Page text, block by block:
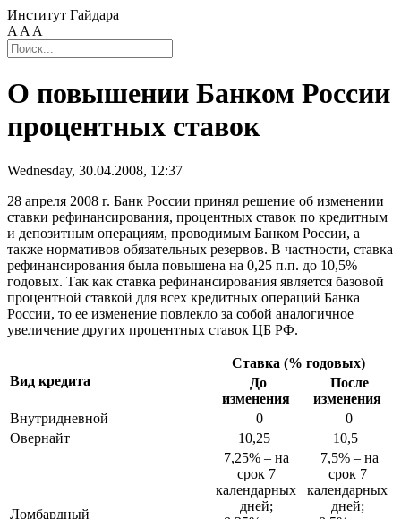
Институт Гайдара
A A A
О повышении Банком России
процентных ставок
Wednesday, 30.04.2008, 12:37
28 апреля 2008 г. Банк России принял решение об изменении
ставки рефинансирования, процентных ставок по кредитным
и депозитным операциям, проводимым Банком России, а
также нормативов обязательных резервов. В частности, ставка
рефинансирования была повышена на 0,25 п.п. до 10,5%
годовых. Так как ставка рефинансирования является базовой
процентной ставкой для всех кредитных операций Банка
России, то ее изменение повлекло за собой аналогичное
увеличение других процентных ставок ЦБ РФ.
Вид кредита
Ставка (% годовых)
До
изменения
После
изменения
Внутридневной
0
0
Овернайт
10,25 10,5
Ломбардный
7,25% – на
срок 7
календарных
дней;
7,5% – на
срок 7
календарных
дней;